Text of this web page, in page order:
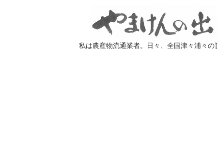
私は農産物流通業者。日々、全国津々浦々